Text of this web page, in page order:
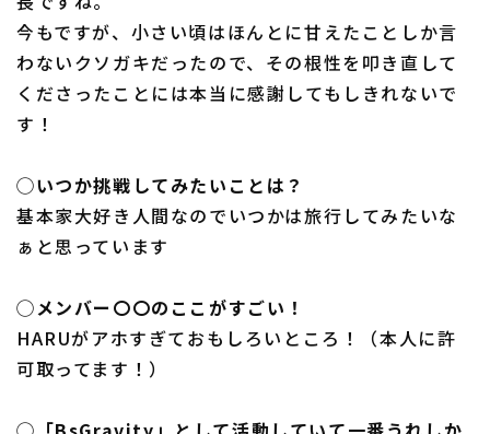
今もですが、小さい頃はほんとに甘えたことしか言
わないクソガキだったので、その根性を叩き直して
くださったことには本当に感謝してもしきれないで
す！
◯いつか挑戦してみたいことは？
基本家大好き人間なのでいつかは旅行してみたいな
ぁと思っています
◯メンバー〇〇のここがすごい！
HARUがアホすぎておもしろいところ！（本人に許
可取ってます！）